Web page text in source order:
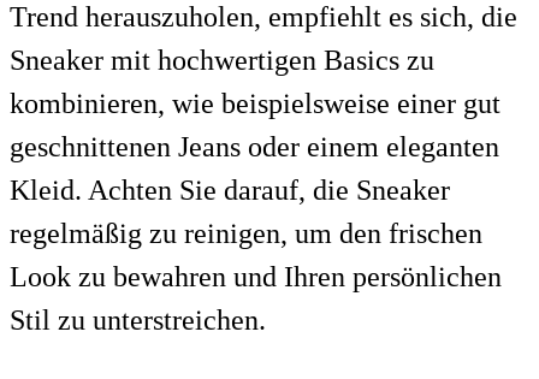
Trend herauszuholen, empfiehlt es sich, die
Sneaker mit hochwertigen Basics zu
kombinieren, wie beispielsweise einer gut
geschnittenen Jeans oder einem eleganten
Kleid. Achten Sie darauf, die Sneaker
regelmäßig zu reinigen, um den frischen
Look zu bewahren und Ihren persönlichen
Stil zu unterstreichen.